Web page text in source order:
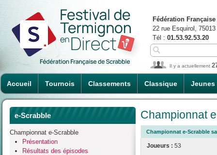
Accueil Tournois Classements Classique Jeunes
Fédération
22 rue Esquirol,
Tél : 01.53.92.53.20
Il y a actuellement
e-Scrabble
Championnat e-Scrabble
Présentation
Résultats des épisodes
Championnat
Championnat e-Scrabble
Joueurs : 53